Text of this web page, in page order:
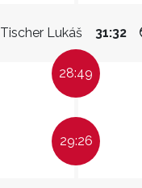
Tischer Lukáš 31:32
28:49
29:26